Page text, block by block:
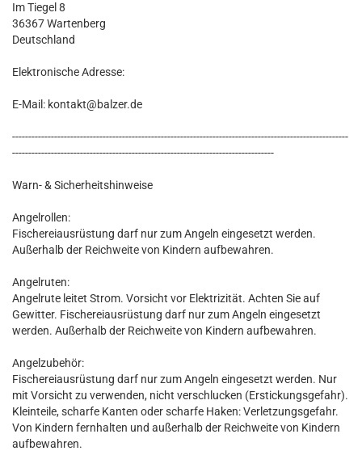
Im Tiegel 8
36367 Wartenberg
Deutschland
Elektronische Adresse:
E-Mail: kontakt@balzer.de
--------------------------------------------------------------------------------------------------------
---------------------------------------------------------------------------------
Warn- & Sicherheitshinweise
Angelrollen:
Fischereiausrüstung darf nur zum Angeln eingesetzt werden.
Außerhalb der Reichweite von Kindern aufbewahren.
Angelruten:
Angelrute leitet Strom. Vorsicht vor Elektrizität. Achten Sie auf
Gewitter. Fischereiausrüstung darf nur zum Angeln eingesetzt
werden. Außerhalb der Reichweite von Kindern aufbewahren.
Angelzubehör:
Fischereiausrüstung darf nur zum Angeln eingesetzt werden. Nur
mit Vorsicht zu verwenden, nicht verschlucken (Erstickungsgefahr).
Kleinteile, scharfe Kanten oder scharfe Haken: Verletzungsgefahr.
Von Kindern fernhalten und außerhalb der Reichweite von Kindern
aufbewahren.